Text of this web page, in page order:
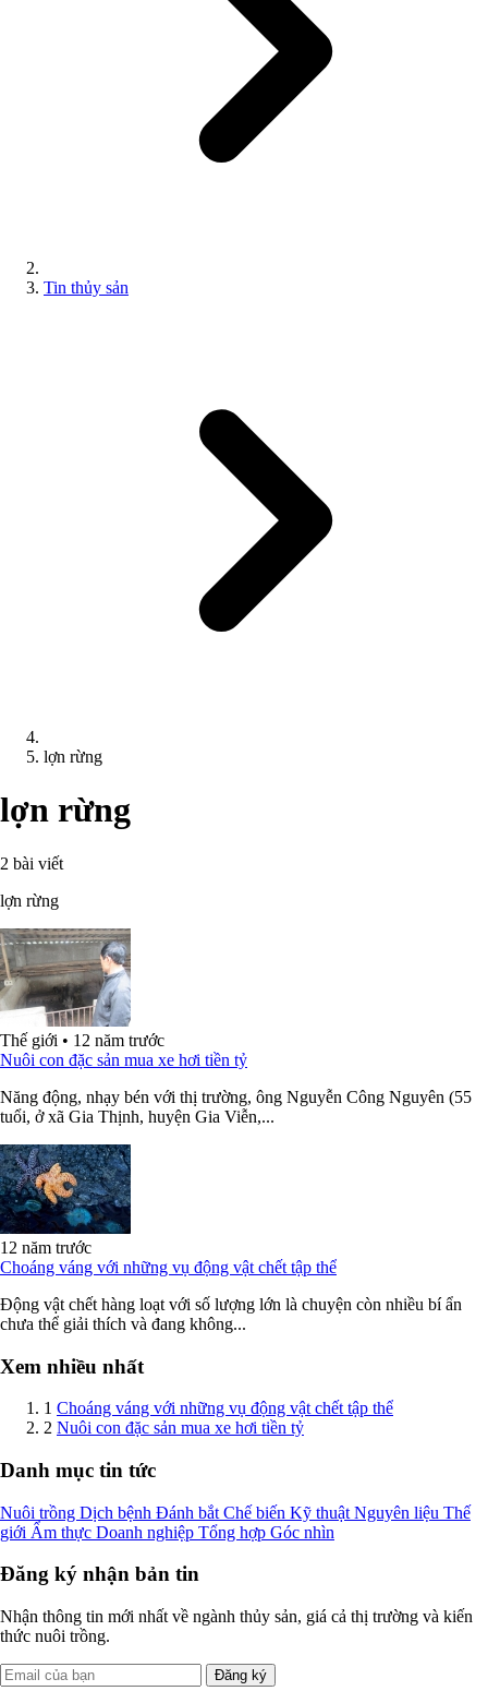
Tin thủy sản
lợn rừng
lợn rừng
2 bài viết
lợn rừng
Thế giới • 12 năm trước
Nuôi con đặc sản mua xe hơi tiền tỷ
Năng động, nhạy bén với thị trường, ông Nguyễn Công Nguyên (55
tuổi, ở xã Gia Thịnh, huyện Gia Viễn,...
12 năm trước
Choáng váng với những vụ động vật chết tập thể
Động vật chết hàng loạt với số lượng lớn là chuyện còn nhiều bí ẩn
chưa thể giải thích và đang không...
Xem nhiều nhất
1 Choáng váng với những vụ động vật chết tập thể
2 Nuôi con đặc sản mua xe hơi tiền tỷ
Danh mục tin tức
Nuôi trồng Dịch bệnh Đánh bắt Chế biến Kỹ thuật Nguyên liệu Thế
giới Ẩm thực Doanh nghiệp Tổng hợp Góc nhìn
Đăng ký nhận bản tin
Nhận thông tin mới nhất về ngành thủy sản, giá cả thị trường và kiến
thức nuôi trồng.
Đăng ký